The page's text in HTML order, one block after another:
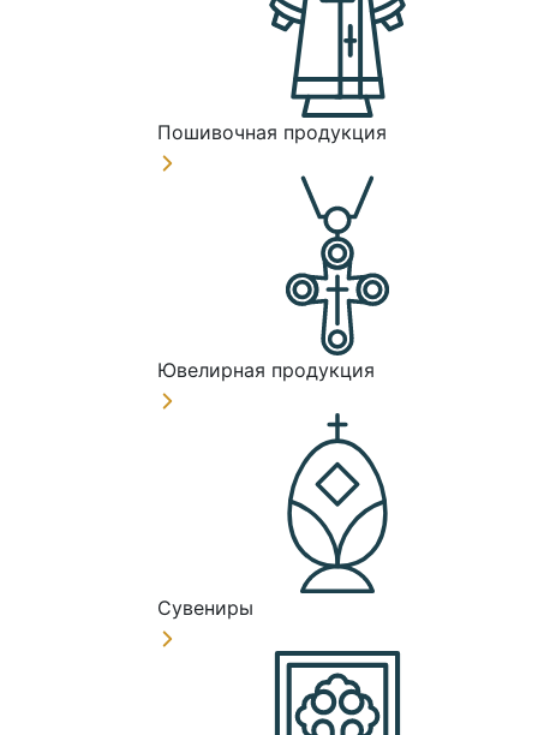
Пошивочная продукция
Ювелирная продукция
Сувениры